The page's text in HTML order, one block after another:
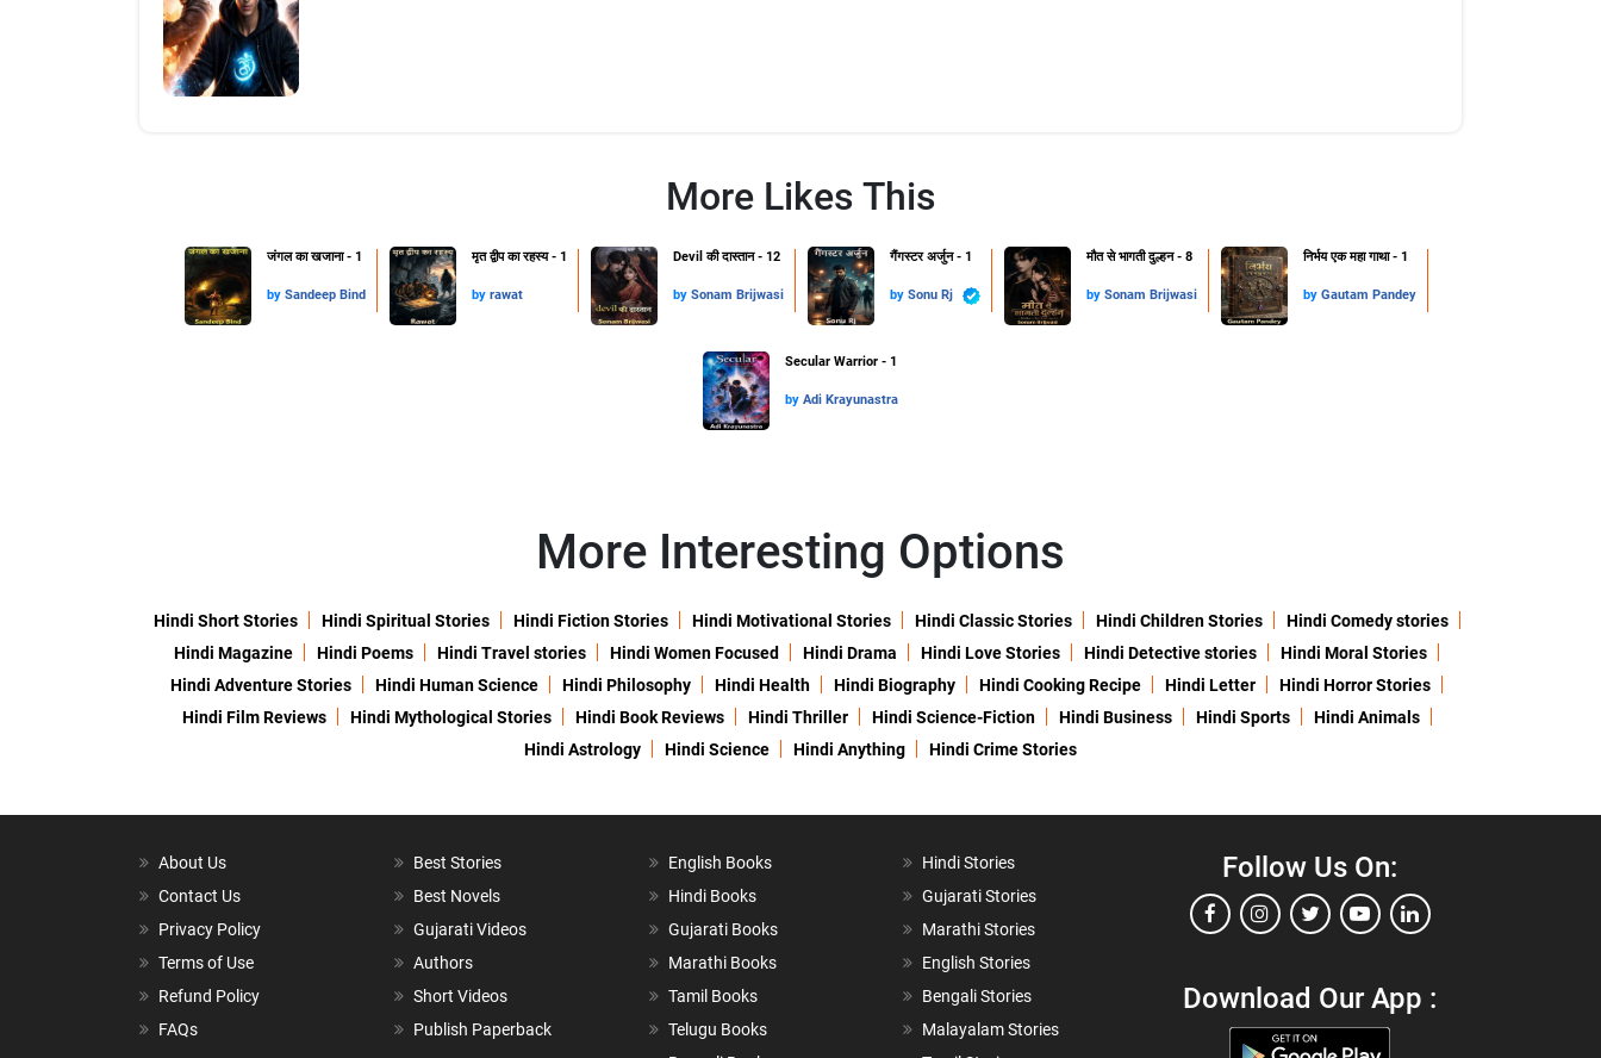
More Likes This
जंगल का खजाना - 1
by Sandeep Bind
मृत द्वीप का रहस्य - 1
by rawat
Devil की दास्तान - 12
by Sonam Brijwasi
गैंगस्टर अर्जुन - 1
by Sonu Rj
मौत से भागती दुल्हन - 8
by Sonam Brijwasi
निर्भय एक महा गाथा - 1
by Gautam Pandey
Secular Warrior - 1
by Adi Krayunastra
More Interesting Options
Hindi Short Stories Hindi Spiritual Stories Hindi Fiction Stories Hindi Motivational Stories Hindi Classic Stories Hindi Children Stories
Hindi Comedy stories
Hindi Magazine
Hindi Poems Hindi Travel stories Hindi Women Focused Hindi Drama Hindi Love Stories Hindi Detective stories
Hindi Moral Stories
Hindi Adventure Stories
Hindi Human Science Hindi Philosophy Hindi Health Hindi Biography Hindi Cooking Recipe Hindi Letter
Hindi Horror Stories
Hindi Film Reviews
Hindi Mythological Stories Hindi Book Reviews Hindi Thriller Hindi Science-Fiction Hindi Business Hindi Sports
Hindi Animals
Hindi Astrology
Hindi Science Hindi Anything Hindi Crime Stories
About Us
Contact Us
Privacy Policy
Terms of Use
Refund Policy
FAQs
Best Stories
Best Novels
Gujarati Videos
Authors
Short Videos
Publish Paperback
English Books
Hindi Books
Gujarati Books
Marathi Books
Tamil Books
Telugu Books
Hindi Stories
Gujarati Stories
Marathi Stories
English Stories
Bengali Stories
Malayalam Stories
Follow Us On:
Download Our App :